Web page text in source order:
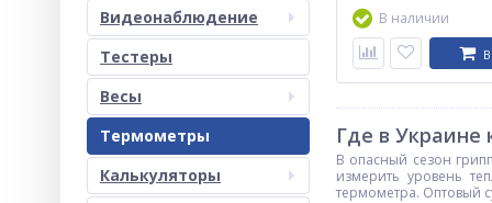
Видеонаблюдение
Тестеры
Весы
Термометры
Калькуляторы
В наличии
Где в Украине
В опасный сезон
измерить уровень
термометра. Оптовый